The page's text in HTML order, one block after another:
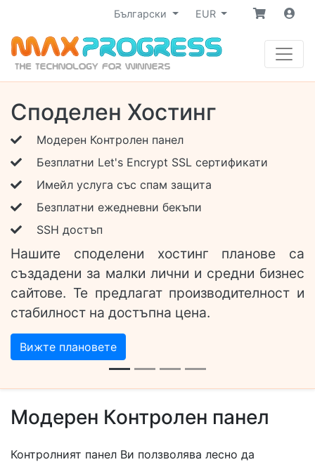
Български EUR
Споделен Хостинг
Модерен Контролен панел
Безплатни Let's Encrypt SSL сертификати
Имейл услуга със спам защита
Безплатни ежедневни бекъпи
SSH достъп
Нашите споделени хостинг планове са
създадени за малки лични и средни бизнес
сайтове. Те предлагат производителност и
стабилност на достъпна цена.
Вижте плановете
Модерен Контролен панел
Контролният панел Ви ползволява лесно да